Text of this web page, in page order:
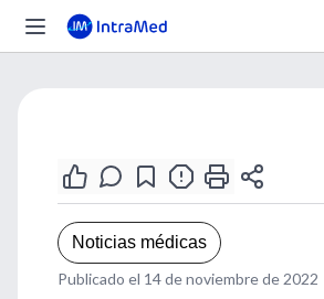
Noticias médicas
Publicado el 14 de noviembre de 2022